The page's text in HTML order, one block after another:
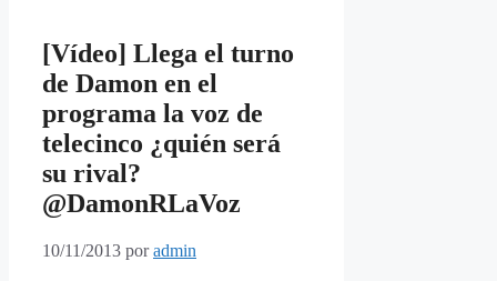
[Vídeo] Llega el turno
de Damon en el
programa la voz de
telecinco ¿quién será
su rival?
@DamonRLaVoz
10/11/2013 poradmin